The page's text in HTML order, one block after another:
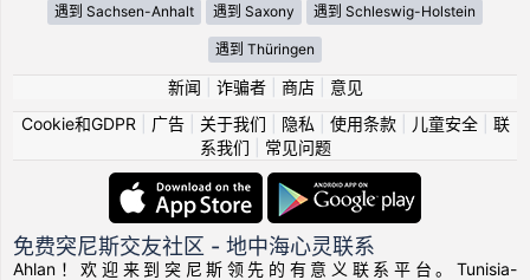
遇到 Sachsen-Anhalt 遇到 Saxony 遇到 Schleswig-Holstein
遇到 Thüringen
新闻 诈骗者| 商店| 意见
Cookie和GDPR
广告| 关于我们 隐私 使用条款| 儿童安全| 联
系我们
常见问题
免费突尼斯交友社区 - 地中海心灵联系
Ahlan！欢迎来到突尼斯领先的有意义联系平台。Tunisia-